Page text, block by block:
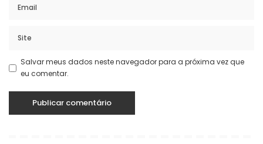
Salvar meus dados neste navegador para a próxima vez que
eu comentar.